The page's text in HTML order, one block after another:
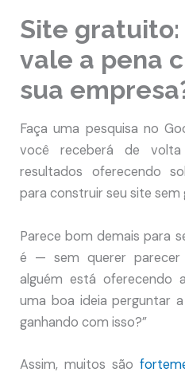
Site gratuito:
vale a pena
sua
Faça uma pesquisa no
você receberá de
resultados oferecendo
para construir seu site
Parece bom demais para
é — sem querer parecer
alguém está oferecendo
uma boa ideia perguntar
ganhando com isso?”
Assim, muitos são